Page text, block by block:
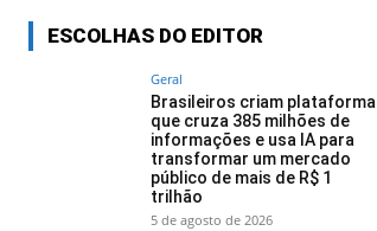
ESCOLHAS DO EDITOR
Geral
Brasileiros criam plataforma
que cruza 385 milhões de
informações e usa IA para
transformar um mercado
público de mais de R$ 1
trilhão
5 de agosto de 2026